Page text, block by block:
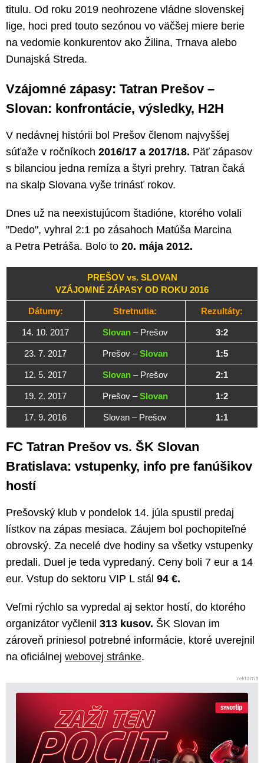
titulu. Od roku 2019 neohrozene vládne slovenskej
lige, hoci pred touto sezónou vo väčšej miere berie
na vedomie konkurentov ako Žilina, Trnava alebo
Dunajská Streda.
Vzájomné zápasy: Tatran Prešov –
Slovan: konfrontácie, výsledky, H2H
V nedávnej histórii bol Prešov členom najvyššej
súťaže v ročníkoch 2016/17 a 2017/18. Päť zápasov
s bilanciou jedna remíza a štyri prehry. Tatran čaká
na skalp Slovana vyše trinásť rokov.
Dnes už na neexistujúcom štadióne, ktorého volali
"Dedo", vyhral 2:1 po zásahoch Matúša Marcina
a Petra Petráša. Bolo to 20. mája 2012.
PREŠOV vs. SLOVAN
VZÁJOMNÉ ZÁPASY OD ROKU 2016
Dátumy: Stretnutia: Rezultáty:
14. 10. 2017 Slovan – Prešov 3:2
23. 7. 2017 Prešov –Slovan 1:5
12. 5. 2017 Slovan– Prešov 2:1
19. 2. 2017 Prešov –Slovan 1:2
17. 9. 2016 Slovan – Prešov 1:1
FC Tatran Prešov vs. ŠK Slovan
Bratislava: vstupenky, info pre fanúšikov
hostí
Prešovský klub v pondelok 14. júla spustil predaj
lístkov na zápas mesiaca. Záujem bol pochopiteľné
obrovský. Za necelé dve hodiny sa všetky vstupenky
predali. Duel je teda vypredaný. Ceny boli 7 eur a 14
eur. Vstup do sektoru VIP L stál 94 €.
Veľmi rýchlo sa vypredal aj sektor hostí, do ktorého
organizátor vyčlenil 313 kusov. ŠK Slovan im
zároveň priniesol potrebné informácie, ktoré uverejnil
na oficiálnej webovej stránke.